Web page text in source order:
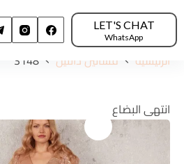
LET'S CHAT
WhatsApp
الرئيسية فساتين دانتيل 3148
انتهى البضاع